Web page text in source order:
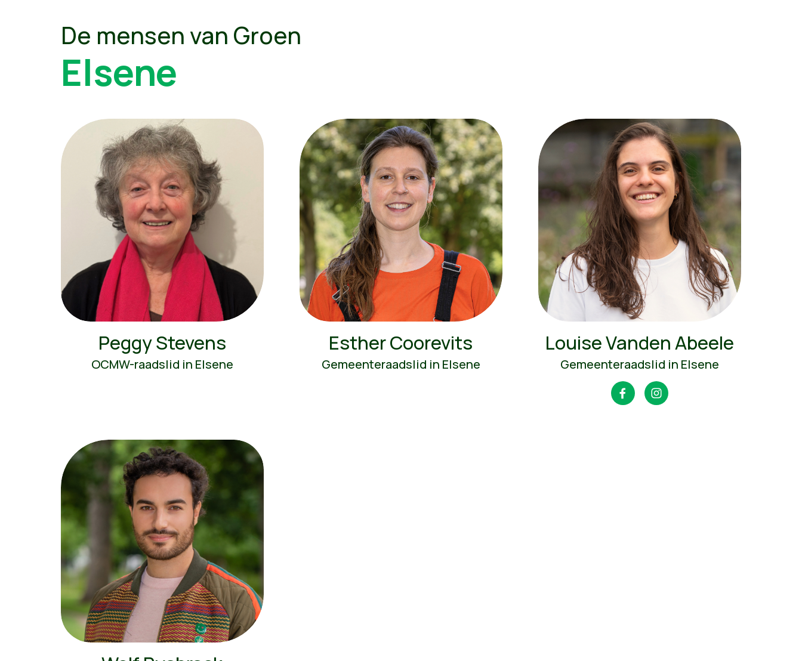
De mensen van Groen
Elsene
Peggy Stevens
OCMW-raadslid in Elsene
Esther Coorevits
Gemeenteraadslid in Elsene
Louise Vanden Abeele
Gemeenteraadslid in Elsene